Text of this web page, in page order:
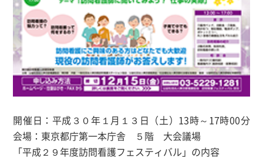
開催日：平成３０年１月１３日（土）13時～17時00分
会場：東京都庁第一本庁舎 ５階 大会議場
「平成２９年度訪問看護フェスティバル」の内容